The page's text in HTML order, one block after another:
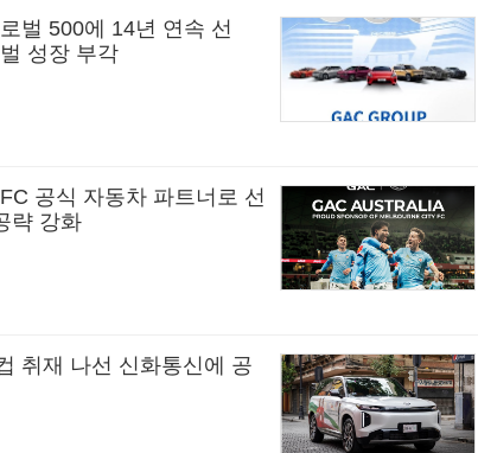
벌 500에 14년 연속 선
성장 부각
공식 자동차 파트너로 선
략 강화
취재 나선 신화통신에 공